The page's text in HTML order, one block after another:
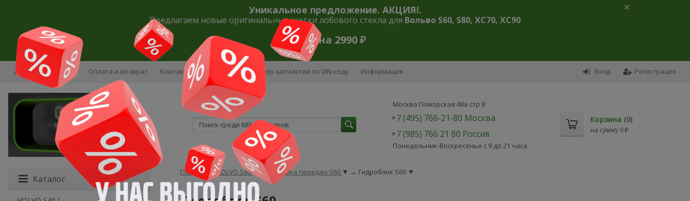
Уникальное предложение. АКЦИЯ!.
Предлагаем новые оригинальные щетки лобового стекла для Вольво S60, S80, XC70, XC90
Цена 2990 ₽
Вход Регистрация
Доставка и оплата Оплата и возврат Контакты Вакансии Подбор запчастей по VIN коду Информация
Москва Поморская 48а стр 8
+7 (495) 766-21-80 Москва
+7 (985) 766 21 80 Россия
Понедельник-Воскресенье с 9 до 21 часа
Корзина (0)
на сумму 0 ₽
Главная →VOLVO S60▼→ Коробка передач S60 ▼ → Гидроблок S60 ▼
.
Каталог